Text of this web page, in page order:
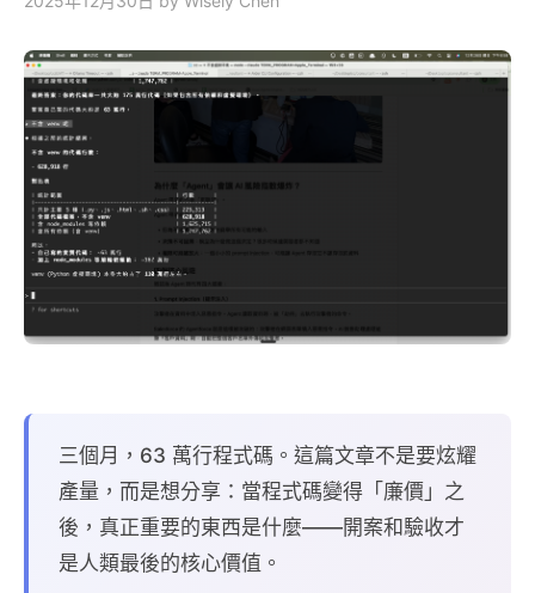
三個月，63 萬行程式碼。這篇文章不是要炫耀
產量，而是想分享：當程式碼變得「廉價」之
後，真正重要的東西是什麼——開案和驗收才
是人類最後的核心價值。